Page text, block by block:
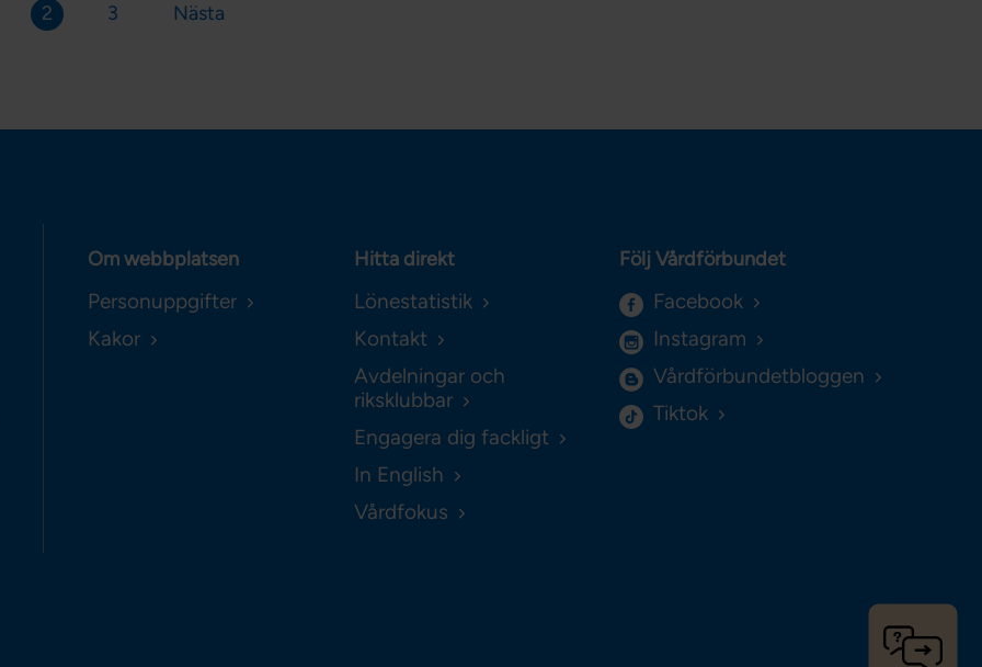
2 3 Nästa
Om webbplatsen
Personuppgifter
Kakor
Hitta direkt
Lönestatistik
Kontakt
Avdelningar och
riksklubbar
Engagera dig fackligt
In English
Vårdfokus
Följ Vårdförbundet
Facebook
Instagram
Vårdförbundetbloggen
Tiktok